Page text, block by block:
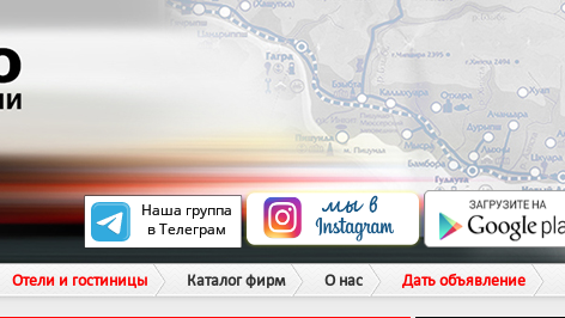
Отели и гостиницы Каталог фирм О нас Дать объявление